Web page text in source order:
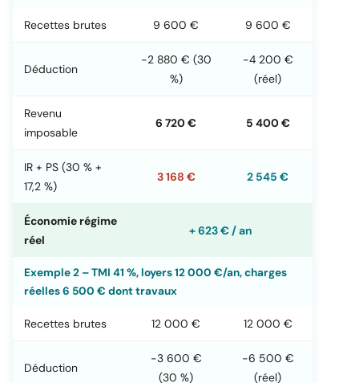
Recettes brutes 9 600 € 9 600 €
Déduction
-2 880 € (30
%)
-4 200 €
(réel)
Revenu
imposable
6 720 € 5 400 €
IR + PS (30 % +
17,2 %)
3 168 € 2 545 €
Économie régime
réel
+ 623 € / an
Exemple 2 – TMI 41 %, loyers 12 000 €/an, charges
réelles 6 500 € dont travaux
Recettes brutes 12 000 € 12 000 €
Déduction
-3 600 €
(30 %)
-6 500 €
(réel)